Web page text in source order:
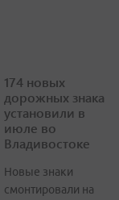
174 новых
дорожных знака
установили в
июле во
Владивостоке
Новые знаки
смонтировали на